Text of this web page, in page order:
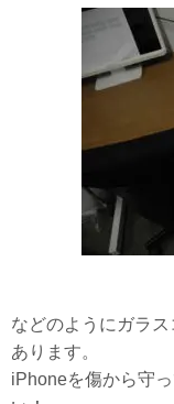
などのようにガラ
あります。
iPhoneを傷から守